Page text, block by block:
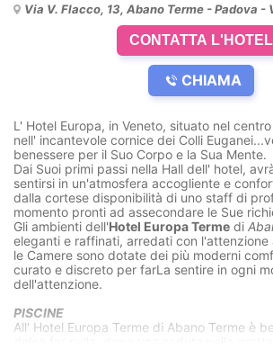
Via V. Flacco, 13, Abano Terme - Padova -
CONTATTA L'HOTEL
CHIAMA
L' Hotel Europa, in Veneto, situato nel
nell' incantevole cornice dei Colli
benessere per il Suo Corpo e la Sua Mente.
Dai Suoi primi passi nella Hall dell' hotel,
sentirsi in un'atmosfera accogliente e
dalla cortese disponibilità di uno staff di
momento pronti ad assecondare le Sue
Gli ambienti dell'Hotel Europa Terme di
eleganti e raffinati, arredati con
le Camere sono dotate dei più moderni
curato e discreto per farLa sentire in ogni
dell'attenzione.
PISCINE
All' Hotel Europa Terme di Abano Terme è